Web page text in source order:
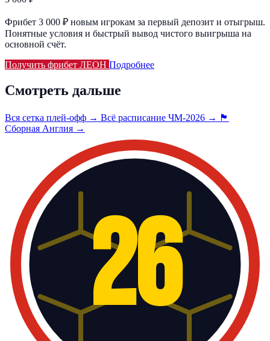
Фрибет 3 000 ₽ новым игрокам за первый депозит и отыгрыш.
Понятные условия и быстрый вывод чистого выигрыша на
основной счёт.
Получить фрибет ЛЕОН Подробнее
Смотреть дальше
Вся сетка плей-офф → Всё расписание ЧМ-2026 →
🏴󠁧󠁢󠁥󠁮󠁧󠁿
Сборная Англия →
26